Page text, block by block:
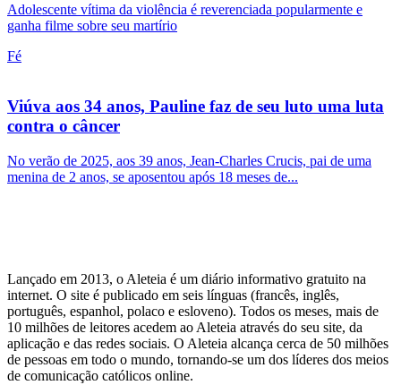
Adolescente vítima da violência é reverenciada popularmente e
ganha filme sobre seu martírio
Fé
Viúva aos 34 anos, Pauline faz de seu luto uma luta
contra o câncer
No verão de 2025, aos 39 anos, Jean-Charles Crucis, pai de uma
menina de 2 anos, se aposentou após 18 meses de...
Lançado em 2013, o Aleteia é um diário informativo gratuito na
internet. O site é publicado em seis línguas (francês, inglês,
português, espanhol, polaco e esloveno). Todos os meses, mais de
10 milhões de leitores acedem ao Aleteia através do seu site, da
aplicação e das redes sociais. O Aleteia alcança cerca de 50 milhões
de pessoas em todo o mundo, tornando-se um dos líderes dos meios
de comunicação católicos online.